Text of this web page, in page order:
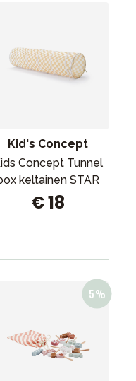
Kid's Concept
Concept Tunnel
keltainen STAR
€ 18